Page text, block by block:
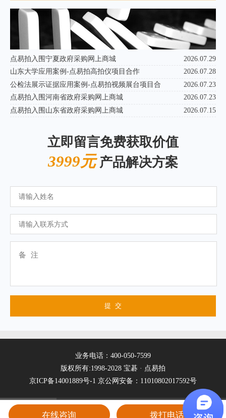
点易拍入围宁夏政府采购网上商城
2026.07.29
山东大学应用案例-点易拍高拍仪项目合作
2026.07.28
公检法展示证据应用案例-点易拍视频展台项目合
2026.07.23
点易拍入围河南省政府采购网上商城
2026.07.23
点易拍入围山东省政府采购网上商城
2026.07.15
立即留言免费获取价值
3999元产品解决方案
业务电话：400-050-7599
版权所有:1998-2028 宝碁 · 点易拍
京ICP备14001889号-1 京公网安备：11010802017592号
在线咨询 拨打电话